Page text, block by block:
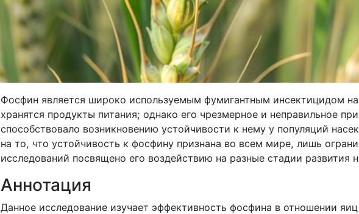
Фосфин является широко используемым фумигантным инсектицидом на
хранятся продукты питания; однако его чрезмерное и неправильное
способствовало возникновению устойчивости к нему у популяций
на то, что устойчивость к фосфину признана во всем мире, лишь
исследований посвящено его воздействию на разные стадии развития
Аннотация
Данное исследование изучает эффективность фосфина в отношении